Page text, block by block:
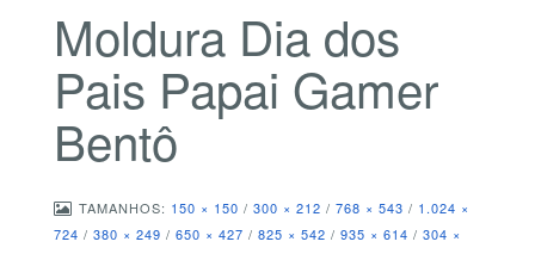
Moldura Dia dos
Pais Papai Gamer
Bentô
TAMANHOS: 150 × 150 / 300 × 212 / 768 × 543 / 1.024 ×
724 / 380 × 249 / 650 × 427 / 825 × 542 / 935 × 614 / 304 ×